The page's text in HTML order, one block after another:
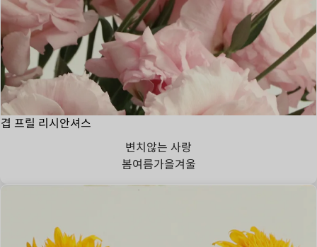
겹 프릴 리시안셔스
변치않는 사랑
봄여름가을겨울